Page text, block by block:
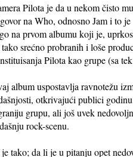
Pilota je da u nekom čisto
na Who, odnosno Jam i to
na prvom albumu koji je,
srećno probranih i loše
Pilota kao grupe (sa
album uspostavlja ravnotežu
otkrivajući publici
grupu, ali još uvek
rock-scenu.
tako; da li je u pitanju opet